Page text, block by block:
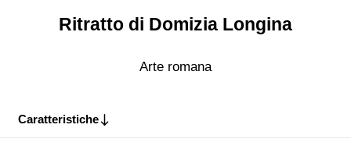
Ritratto di Domizia Longina
Arte romana
Caratteristiche